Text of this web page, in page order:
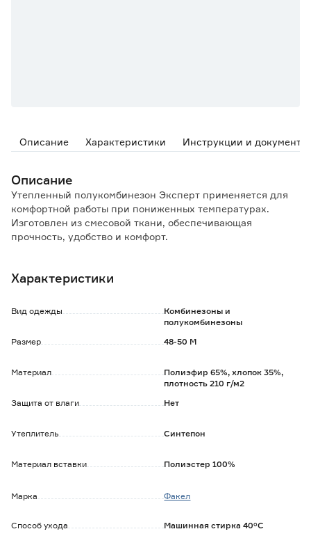
Описание Характеристики Инструкции и документы
Описание
Утепленный полукомбинезон Эксперт применяется для
комфортной работы при пониженных температурах.
Изготовлен из смесовой ткани, обеспечивающая
прочность, удобство и комфорт.
- прямой силуэт с регулировкой лямок не сковывает
- удобная центральная застежка-молния;
- два больших накладных кармана;
прилегания;
Характеристики
Вид одежды
Комбинезоны и
полукомбинезоны
Размер
48-50 M
Материал
Полиэфир 65%, хлопок 35%,
плотность 210 г/м2
Защита от влаги
Нет
Утеплитель Синтепон
Материал вставки Полиэстер 100%
Марка Факел
Способ ухода Машинная стирка 40°С